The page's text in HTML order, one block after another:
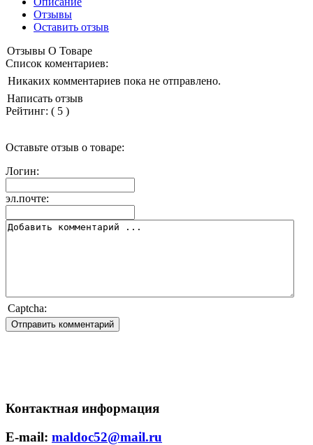
Отзывы
Оставить отзыв
Отзывы О Товаре
Список коментариев:
Никаких комментариев пока не отправлено.
Написать отзыв
Рейтинг: ( 5 )
Оставьте отзыв о товаре:
Логин:
эл.почте:
Captcha:
Контактная информация
E-mail: maldoc52@mail.ru